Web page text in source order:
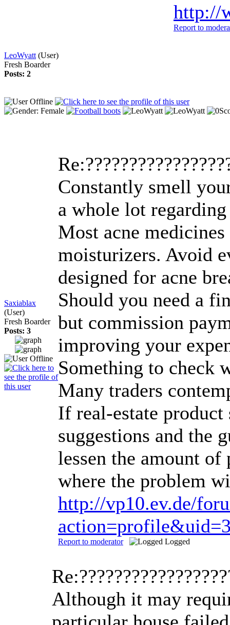
http://
Report to
LeoWyatt (User)
Fresh Boarder
Posts: 2
Saxiablax
(User)
Fresh Boarder
Posts: 3
Constantly smell
a whole lot
Most acne
moisturizers. Avoid
designed for acne
Should you need a
but commission
improving your
Something to check
Many traders
If real-estate product
suggestions and the
lessen the amount
where the problem
http://vp10.ev.de/
Report to moderator Logged
Although it may